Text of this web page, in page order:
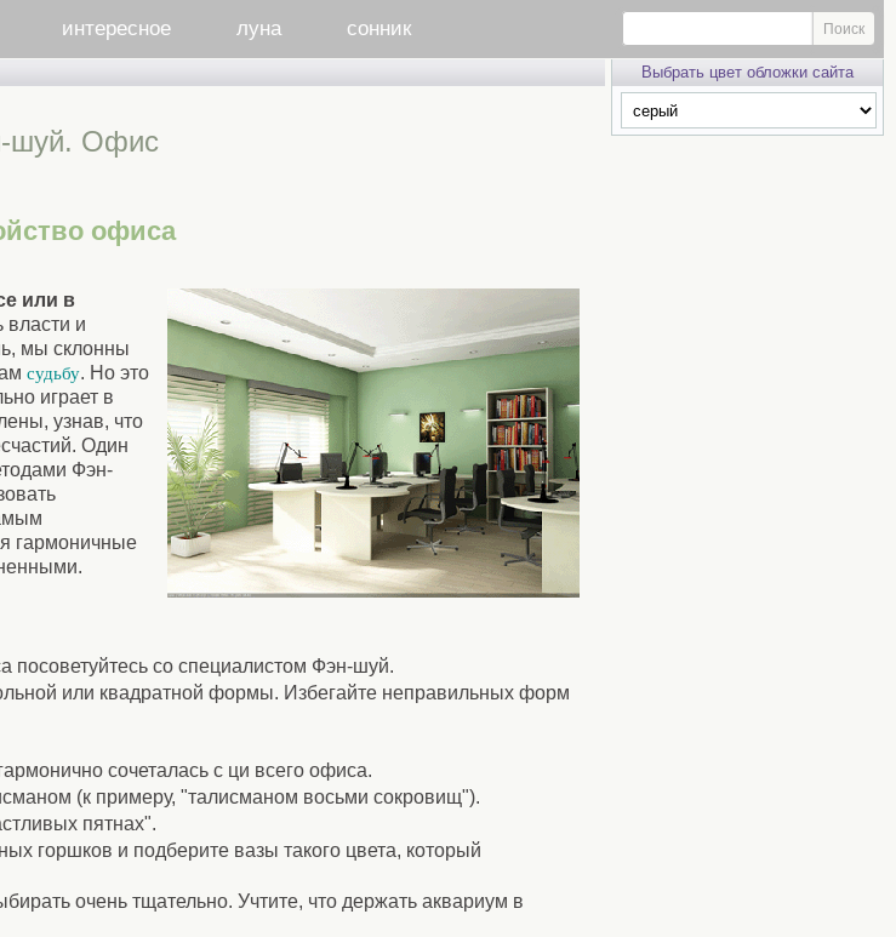
интересное луна сонник
шуй. Офис
офиса
или в
власти и
мы склонны
судьбу. Но это
играет в
узнав, что
Один
Фэн-
гармоничные
посоветуйтесь со специалистом Фэн-шуй.
или квадратной формы. Избегайте неправильных форм
сочеталась с ци всего офиса.
(к примеру, "талисманом восьми сокровищ").
пятнах".
горшков и подберите вазы такого цвета, который
очень тщательно. Учтите, что держать аквариум в
Выбрать цвет обложки сайта